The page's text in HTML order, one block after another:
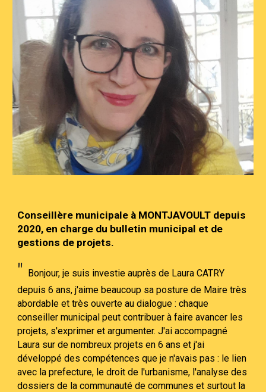
Conseillère municipale à MONTJAVOULT depuis
2020, en charge du bulletin municipal et de
gestions de projets.
" Bonjour, je suis investie auprès de Laura CATRY
depuis 6 ans, j'aime beaucoup sa posture de Maire très
abordable et très ouverte au dialogue : chaque
conseiller municipal peut contribuer à faire avancer les
projets, s'exprimer et argumenter. J'ai accompagné
Laura sur de nombreux projets en 6 ans et j'ai
développé des compétences que je n'avais pas : le lien
avec la prefecture, le droit de l'urbanisme, l'analyse des
dossiers de la communauté de communes et surtout la